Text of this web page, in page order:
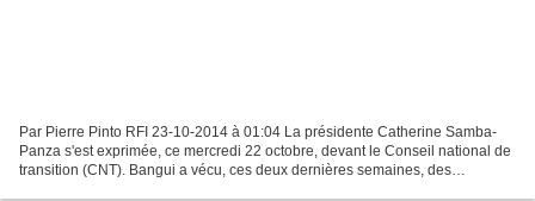
Par Pierre Pinto RFI 23-10-2014 à 01:04 La présidente Catherine Samba-
Panza s'est exprimée, ce mercredi 22 octobre, devant le Conseil national de
transition (CNT). Bangui a vécu, ces deux dernières semaines, des